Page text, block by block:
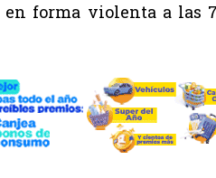
forma violenta a las